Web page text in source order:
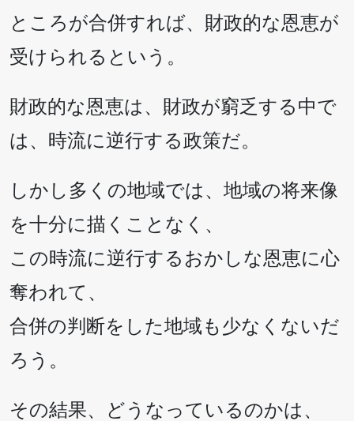
ところが合併すれば、財政的な恩恵が
受けられるという。
財政的な恩恵は、財政が窮乏する中で
は、時流に逆行する政策だ。
しかし多くの地域では、地域の将来像
を十分に描くことなく、
この時流に逆行するおかしな恩恵に心
奪われて、
合併の判断をした地域も少なくないだ
ろう。
その結果、どうなっているのかは、